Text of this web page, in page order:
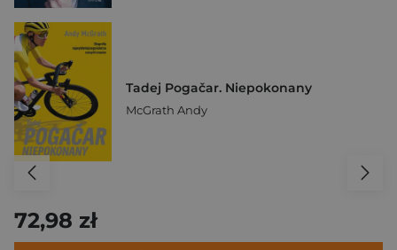
Tadej Pogačar. Niepokonany
McGrath Andy
72,98 zł